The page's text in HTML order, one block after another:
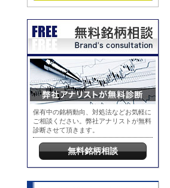
保有中の銘柄動向、対処法などお気軽に
ご相談ください。弊社アナリストが無料
診断させて頂きます。
無料銘柄相談